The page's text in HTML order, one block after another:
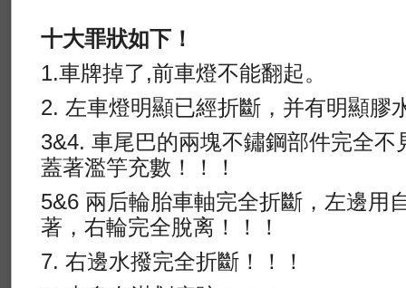
十大罪狀如下！
1.車牌掉了,前車燈不能翻起。
2. 左車燈明顯已經折斷，并有明顯膠
3&4. 車尾巴的兩塊不鏽鋼部件完全不
蓋著濫竽充數！！！
5&6 兩后輪胎車軸完全折斷，左邊用
著，右輪完全脫离！！！
7. 右邊水撥完全折斷！！！